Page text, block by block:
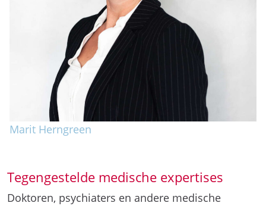
Marit Herngreen
Tegengestelde medische expertises
Doktoren, psychiaters en andere medische